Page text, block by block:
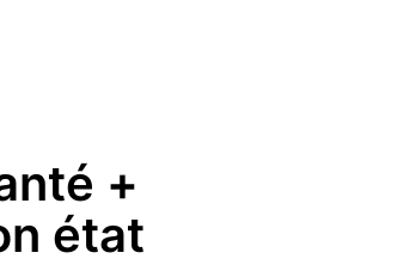
+
état